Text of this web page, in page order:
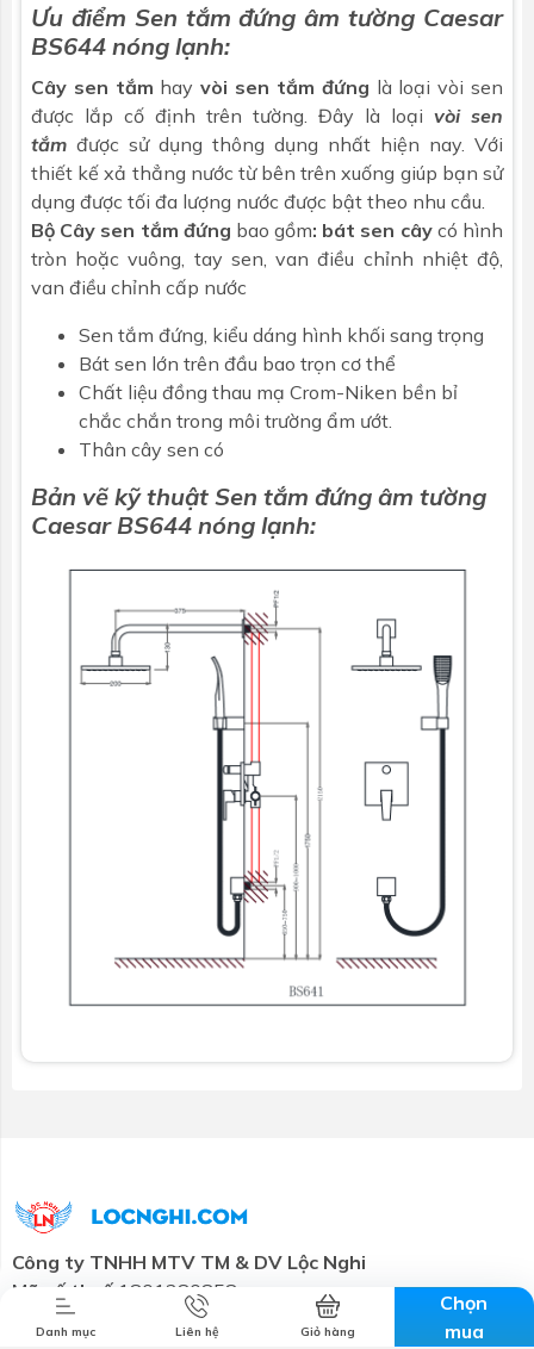
kiệm
Danh mục Liên hệ Giỏ hàng
Chọn
mua
Ưu điểm Sen tắm đứng âm tường Caesar
BS644 nóng lạnh:
Cây sen tắm hayvòi sen tắm đứng là loại vòi sen
được lắp cố định trên tường. Đây là loại vòi sen
tắm được sử dụng thông dụng nhất hiện nay. Với
thiết kế xả thẳng nước từ bên trên xuống giúp bạn sử
dụng được tối đa lượng nước được bật theo nhu cầu.
Bộ Cây sen tắm đứng bao gồm: bát sen câycó hình
tròn hoặc vuông, tay sen, van điều chỉnh nhiệt độ,
van điều chỉnh cấp nước
Sen tắm đứng, kiểu dáng hình khối sang trọng
Bát sen lớn trên đầu bao trọn cơ thể
Chất liệu đồng thau mạ Crom-Niken bền bỉ
chắc chắn trong môi trường ẩm ướt.
Thân cây sen có
Bản vẽ kỹ thuật Sen tắm đứng âm tường
CaesarBS644 nóng lạnh:
Công ty TNHH MTV TM & DV Lộc Nghi
Mã số thuế: 1801280858
Trụ sở chính:
57-59 đường 3/2, Tân An, Cần Thơ